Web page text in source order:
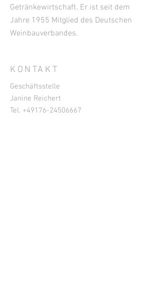
Getränkewirtschaft. Er ist seit dem
Jahre 1955 Mitglied des Deutschen
Weinbauverbandes.
KONTAKT
Geschäftsstelle
Janine Reichert
Tel. +49176-24506667